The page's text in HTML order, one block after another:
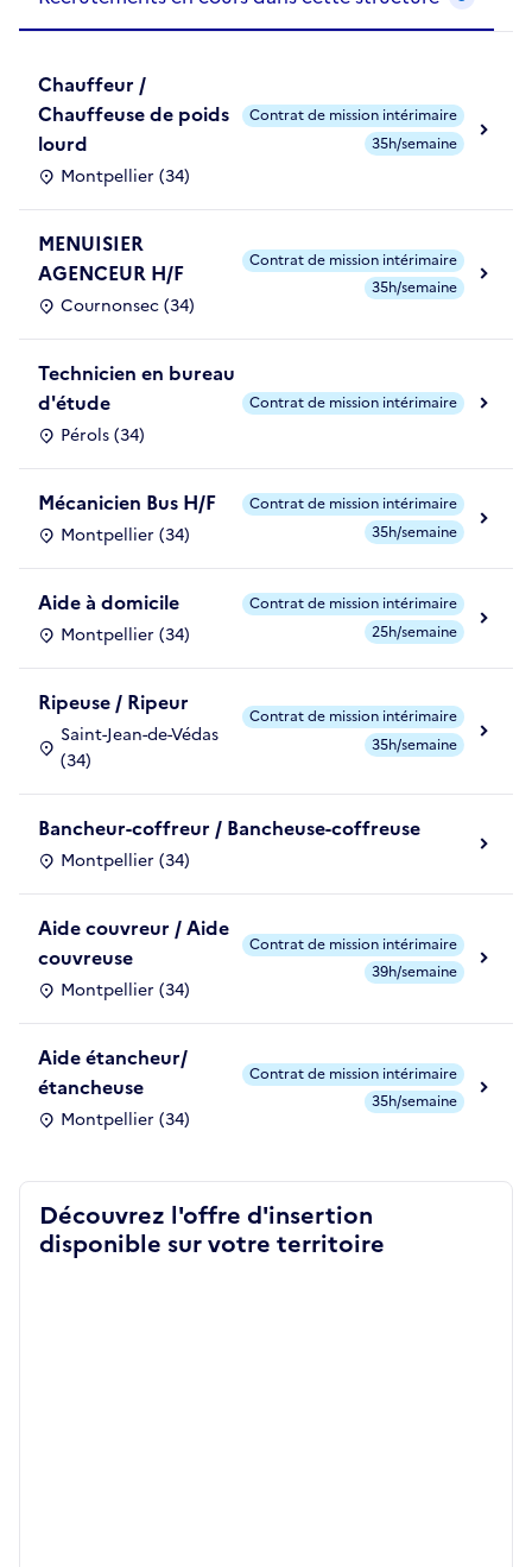
Chauffeur /
Chauffeuse de poids
lourd
Montpellier (34)
Contrat de mission intérimaire
35h/semaine
MENUISIER
AGENCEUR H/F
Cournonsec (34)
Contrat de mission intérimaire
35h/semaine
Technicien en bureau
d'étude
Pérols (34)
Contrat de mission intérimaire
Mécanicien Bus H/F
Montpellier (34)
Contrat de mission intérimaire
35h/semaine
Aide à domicile
Montpellier (34)
Contrat de mission intérimaire
25h/semaine
Ripeuse / Ripeur
Saint-Jean-de-Védas
(34)
Contrat de mission intérimaire
35h/semaine
Bancheur-coffreur / Bancheuse-coffreuse
Montpellier (34)
Aide couvreur / Aide
couvreuse
Montpellier (34)
Contrat de mission intérimaire
39h/semaine
Aide étancheur/
étancheuse
Montpellier (34)
Contrat de mission intérimaire
35h/semaine
Découvrez l'offre d'insertion
disponible sur votre territoire